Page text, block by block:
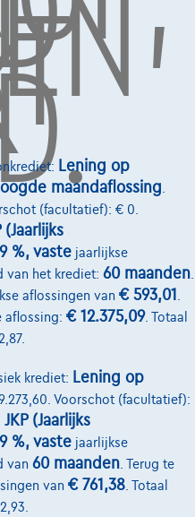
Lening op
maandaflossing
(facultatief): € 0.
(Jaarlijks
%, vaste jaarlijkse
van het krediet: 60 maanden
aflossingen van € 593,01
aflossing: € 12.375,09. Totaal
krediet: Lening op
Voorschot (facultatief):
JKP (Jaarlijks
%, vaste jaarlijkse
van 60 maanden. Terug te
van € 761,38. Totaal